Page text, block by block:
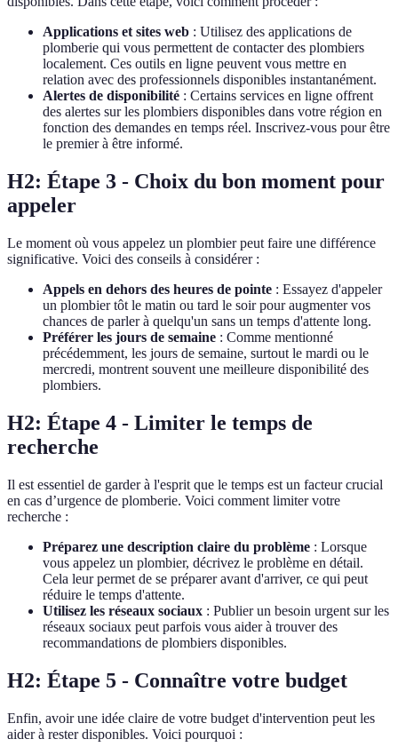
Applications et sites web : Utilisez des applications de
plomberie qui vous permettent de contacter des plombiers
localement. Ces outils en ligne peuvent vous mettre en
relation avec des professionnels disponibles instantanément.
Alertes de disponibilité : Certains services en ligne offrent
des alertes sur les plombiers disponibles dans votre région en
fonction des demandes en temps réel. Inscrivez-vous pour être
le premier à être informé.
H2: Étape 3 - Choix du bon moment pour
appeler
Le moment où vous appelez un plombier peut faire une différence
significative. Voici des conseils à considérer :
Appels en dehors des heures de pointe : Essayez d'appeler
un plombier tôt le matin ou tard le soir pour augmenter vos
chances de parler à quelqu'un sans un temps d'attente long.
Préférer les jours de semaine : Comme mentionné
précédemment, les jours de semaine, surtout le mardi ou le
mercredi, montrent souvent une meilleure disponibilité des
plombiers.
H2: Étape 4 - Limiter le temps de
recherche
Il est essentiel de garder à l'esprit que le temps est un facteur crucial
en cas d’urgence de plomberie. Voici comment limiter votre
recherche :
Préparez une description claire du problème : Lorsque
vous appelez un plombier, décrivez le problème en détail.
Cela leur permet de se préparer avant d'arriver, ce qui peut
réduire le temps d'attente.
Utilisez les réseaux sociaux : Publier un besoin urgent sur les
réseaux sociaux peut parfois vous aider à trouver des
recommandations de plombiers disponibles.
H2: Étape 5 - Connaître votre budget
Enfin, avoir une idée claire de votre budget d'intervention peut les
aider à rester disponibles. Voici pourquoi :